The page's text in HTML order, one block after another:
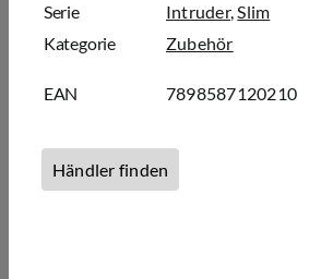
Serie
Intruder,Slim
Kategorie
Zubehör
EAN 7898587120210
Händler finden